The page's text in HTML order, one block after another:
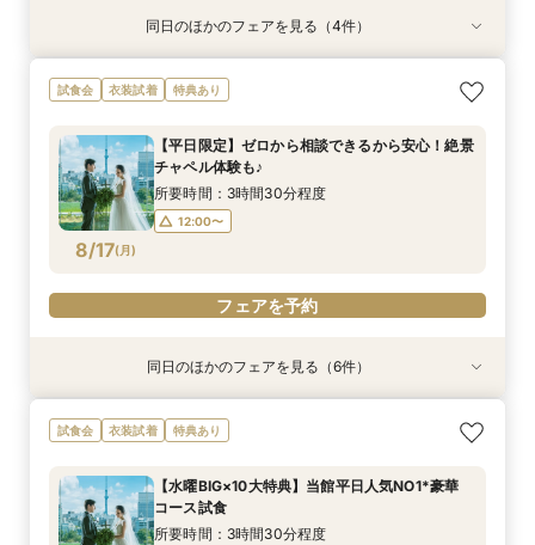
衣装試着 特典あり
8/16(日)
【お子様と叶える感動挙式】パパママ・マタニ
ティでも安心フェア
8:45〜
衣装試着 特典あり
8/16(日)
【本格儀式殿ツアー】 本格神前式×絶景披露宴×
美食フェア
8:45〜
衣装試着 特典あり
8/16(日)
【家族婚】安心予算で心温まる挙式体験×美食お
もてなし体験
8:45〜
8/16(日)
【自宅でフェア参加】スマホでOK◎オンライン
式場相談会
13:00〜
15:00〜
16:00〜
17:00〜
同日のほかのフェアを見る（4件）
試食会 衣装試着 特典あり
8/17(月)
【平日限定】ゼロから相談できるから安心！絶景
チャペル体験も♪
所要時間：3時間30分程度
12:00〜
フェアを予約
衣装試着 特典あり
8/17(月)
【本格儀式殿ツアー】庭園*本格神前式×絶景披
露宴×美食フェア
12:00〜
8/17(月)
【おいそがしい方へ！90分クイック相談会】会
場見学×安心見積もり相談
12:00〜
8/17(月)
【自宅でフェア参加】スマホでOK◎オンライン
式場相談会
13:00〜
15:00〜
16:00〜
衣装試着 特典あり
8/17(月)
【大人数婚★応援フェア】全員が楽しめる挙式×
披露宴体験
12:00〜
衣装試着 特典あり
8/17(月)
【地元応援/上野好きな方必見】上野愛溢れる絶
景×美食フェア！
12:00〜
衣装試着 特典あり
8/17(月)
【1件目の見学★人気NO１】結婚式丸わかり安心
フェア！
12:00〜
同日のほかのフェアを見る（6件）
試食会 衣装試着 特典あり
【水曜BIG×10大特典】当館平日人気NO1*豪華
コース試食
所要時間：3時間30分程度